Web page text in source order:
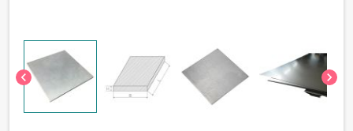
chevron_left chevron_right